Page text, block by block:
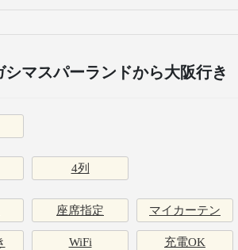
マスパーランドから大阪行き
4列
座席指定 マイカーテン
WiFi 充電OK